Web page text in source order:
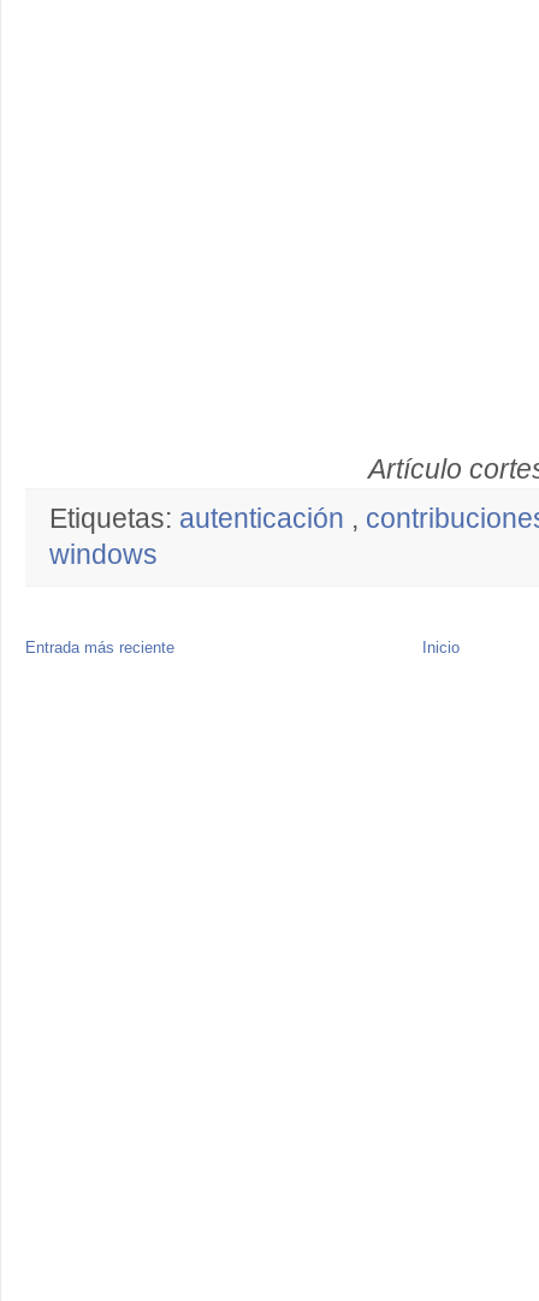
Artículo
Etiquetas: autenticación ,
windows
Entrada más reciente Inicio